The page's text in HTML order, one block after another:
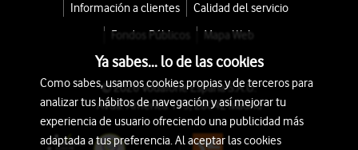
Información a clientes
Calidad del servicio
Fondos Públicos
Mapa Web
© 2026 Vodafone España S.A.U.
Avda. América 115, 28042 Madrid
Ya sabes... lo de las cookies
Como sabes, usamos cookies propias y de terceros para
analizar tus hábitos de navegación y así mejorar tu
experiencia de usuario ofreciendo una publicidad más
adaptada a tus preferencia. Al aceptar las cookies